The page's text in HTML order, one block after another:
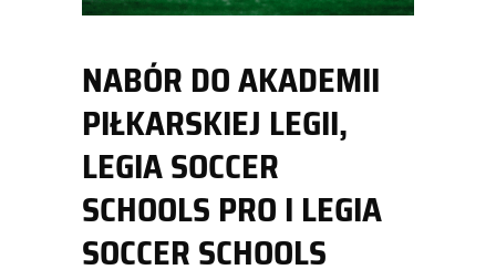
NABÓR DO AKADEMII
PIŁKARSKIEJ LEGII,
LEGIA SOCCER
SCHOOLS PRO I LEGIA
SOCCER SCHOOLS